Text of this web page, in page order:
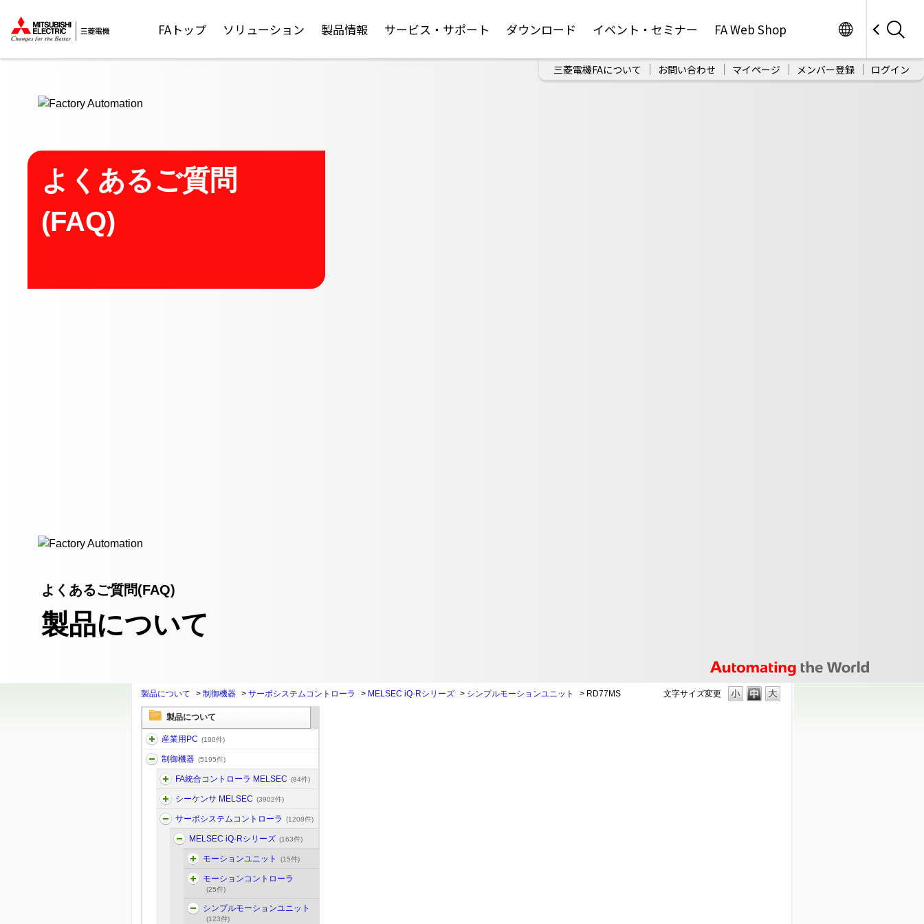
FAトップ ソリューション 製品情報 サービス・サポート ダウンロード イベント・セミナー FA Web Shop
三菱電機FAについて お問い合わせ マイページ メンバー登録 ログイン
よくあるご質問
(FAQ)
よくあるご質問(FAQ)
製品について
文字サイズ変更
製品について > 制御機器 > サーボシステムコントローラ > MELSEC iQ-Rシリーズ > シンプルモーションユニット > RD77MS
製品について
産業用PC (190件)
制御機器 (5195件)
FA統合コントローラ MELSEC (84件)
シーケンサ MELSEC (3902件)
サーボシステムコントローラ (1208件)
MELSEC iQ-Rシリーズ (163件)
モーションユニット (15件)
モーションコントローラ
(25件)
シンプルモーションユニット
(123件)